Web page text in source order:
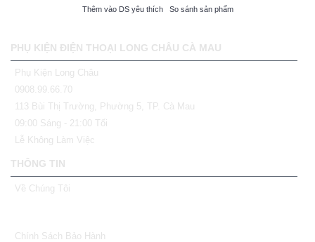
Thêm vào DS yêu thích So sánh sản phẩm
PHỤ KIỆN ĐIỆN THOẠI LONG CHÂU CÀ MAU
Phụ Kiện Long Châu
0908.99.66.70
113 Bùi Thị Trường, Phường 5, TP. Cà Mau
09:00 Sáng - 21:00 Tối
Lễ Không Làm Việc
THÔNG TIN
Về Chúng Tôi
Chính Sách Bảo Hành